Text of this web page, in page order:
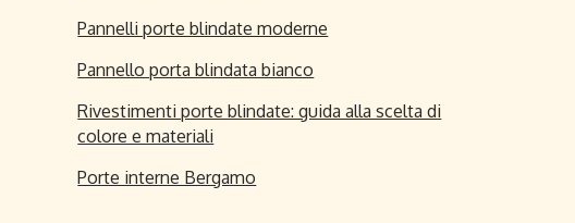
Pannelli porte blindate moderne
Pannello porta blindata bianco
Rivestimenti porte blindate: guida alla scelta di
colore e materiali
Porte interne Bergamo